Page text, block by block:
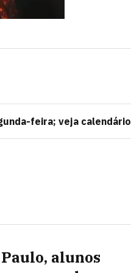
feira; veja calendário
alunos